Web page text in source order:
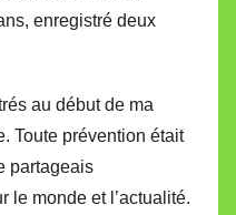
enregistré deux
au début de ma
Toute prévention était
partageais
le monde et l’actualité.